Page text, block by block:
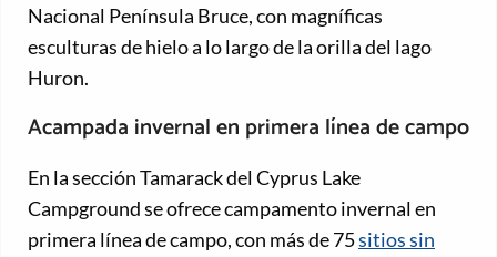
Nacional Península Bruce, con magníficas
esculturas de hielo a lo largo de la orilla del lago
Huron.
Acampada invernal en primera línea de campo
En la sección Tamarack del Cyprus Lake
Campground se ofrece campamento invernal en
primera línea de campo, con más de 75sitios sin